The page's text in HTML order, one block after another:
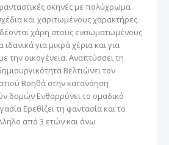
σκηνές με πολύχρωμα
και χαριτωμένους χαρακτήρες.
χάρη στους ενσωματωμένους
για μικρά χέρια και για
την οικογένεια. Αναπτύσσει τη
Βελτιώνει τον
Βοηθά στην κατανόηση
δομών Ενθαρρύνει το ομαδικό
Ερεθίζει τη φαντασία και το
από 3 ετών και άνω